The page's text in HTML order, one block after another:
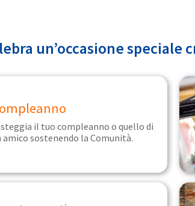
un’occasione speciale
il tuo compleanno o quello di
amico sostenendo la Comunità.